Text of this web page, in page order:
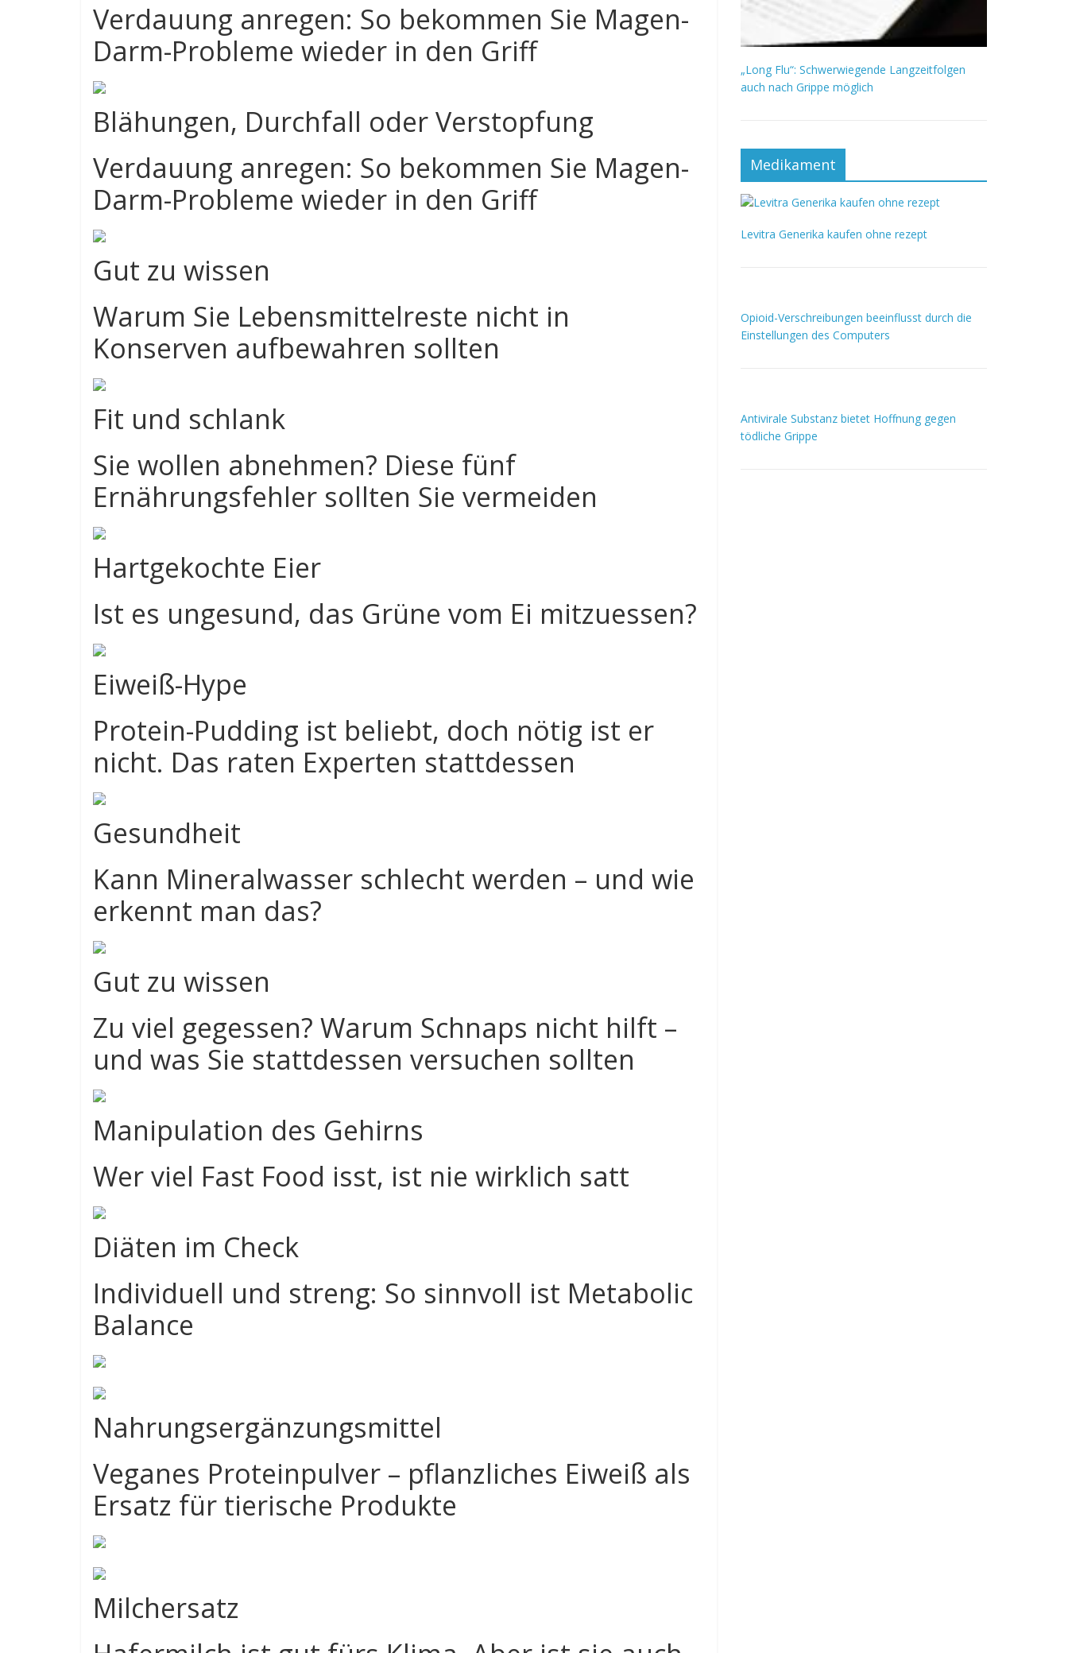
Verdauung anregen: So bekommen Sie Magen-
Darm-Probleme wieder in den Griff
Blähungen, Durchfall oder Verstopfung
Verdauung anregen: So bekommen Sie Magen-
Darm-Probleme wieder in den Griff
Gut zu wissen
Warum Sie Lebensmittelreste nicht in
Konserven aufbewahren sollten
Fit und schlank
Sie wollen abnehmen? Diese fünf
Ernährungsfehler sollten Sie vermeiden
Hartgekochte Eier
Ist es ungesund, das Grüne vom Ei mitzuessen?
Eiweiß-Hype
Protein-Pudding ist beliebt, doch nötig ist er
nicht. Das raten Experten stattdessen
Gesundheit
Kann Mineralwasser schlecht werden – und wie
erkennt man das?
Gut zu wissen
Zu viel gegessen? Warum Schnaps nicht hilft –
und was Sie stattdessen versuchen sollten
Manipulation des Gehirns
Wer viel Fast Food isst, ist nie wirklich satt
Diäten im Check
Individuell und streng: So sinnvoll ist Metabolic
Balance
Nahrungsergänzungsmittel
Veganes Proteinpulver – pflanzliches Eiweiß als
Ersatz für tierische Produkte
Milchersatz
„Long Flu“: Schwerwiegende Langzeitfolgen
auch nach Grippe möglich
Medikament
Levitra Generika kaufen ohne rezept
Opioid-Verschreibungen beeinflusst durch die
Einstellungen des Computers
Antivirale Substanz bietet Hoffnung gegen
tödliche Grippe